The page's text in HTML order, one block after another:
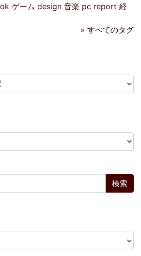
ゲーム design 音楽 pc report 経
» すべてのタグ